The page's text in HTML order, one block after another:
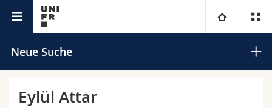
Universität
Neue Suche
Eylül Attar